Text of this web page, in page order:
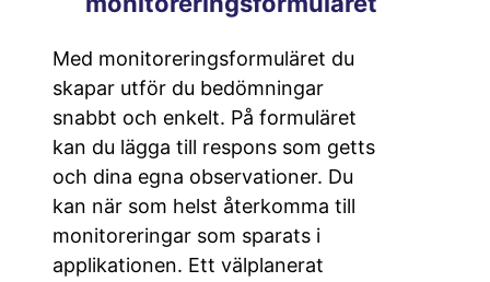
Med monitoreringsformuläret du
skapar utför du bedömningar
snabbt och enkelt. På formuläret
kan du lägga till respons som getts
och dina egna observationer. Du
kan när som helst återkomma till
monitoreringar som sparats i
applikationen. Ett välplanerat